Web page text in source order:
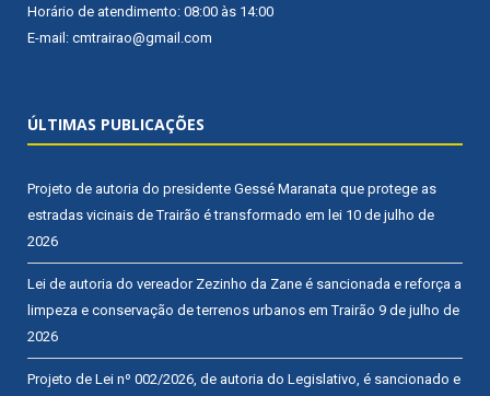
Horário de atendimento: 08:00 às 14:00
E-mail: cmtrairao@gmail.com
ÚLTIMAS PUBLICAÇÕES
Projeto de autoria do presidente Gessé Maranata que protege as
estradas vicinais de Trairão é transformado em lei 10 de julho de
2026
Lei de autoria do vereador Zezinho da Zane é sancionada e reforça a
limpeza e conservação de terrenos urbanos em Trairão 9 de julho de
2026
Projeto de Lei nº 002/2026, de autoria do Legislativo, é sancionado e